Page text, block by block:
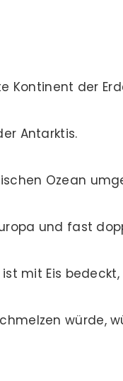
Kontinent der
Antarktis.
Ozean
und fast
mit Eis
würde,